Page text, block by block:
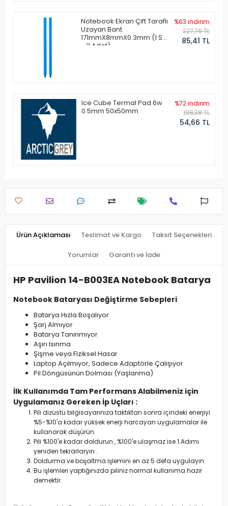
Notebook Ekran Çift Taraflı
Uzayan Bant
171mmX8mmX0.3mm (1 Set
- 2 Adet)
%63 indirim
227,76 TL
85,41 TL
Ice Cube Termal Pad 6w
0.5mm 50x50mm
%72 indirim
198,38 TL
54,66 TL
Ürün Açıklaması Teslimat ve Kargo Taksit Seçenekleri
Yorumlar Garanti ve İade
HP Pavilion 14-B003EA Notebook Batarya
Notebook Bataryası Değiştirme Sebepleri
Batarya Hızla Boşalıyor
Şarj Almıyor
Batarya Tanınmıyor
Aşırı Isınma
Şişme veya Fiziksel Hasar
Laptop Açılmıyor, Sadece Adaptörle Çalışıyor
Pil Döngüsünün Dolması (Yaşlanma)
İlk Kullanımda Tam Performans Alabilmeniz için
Uygulamanız Gereken İp Uçları :
Pili dizüstü bilgisayarınıza taktıktan sonra içindeki enerjiyi
%5-%10'a kadar yüksek enerji harcayan uygulamalar ile
kullanarak düşürün.
Pili %100'e kadar doldurun , %100'e ulaşmaz ise 1.Adımı
yeniden tekrarlaryın .
Doldurma ve boşaltma işlemini en az 5 defa uygulayın.
Bu işlemleri yaptığınızda piliniz normal kullanıma hazır
demektir.